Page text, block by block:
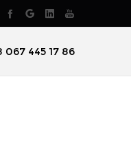
067 445 17 86